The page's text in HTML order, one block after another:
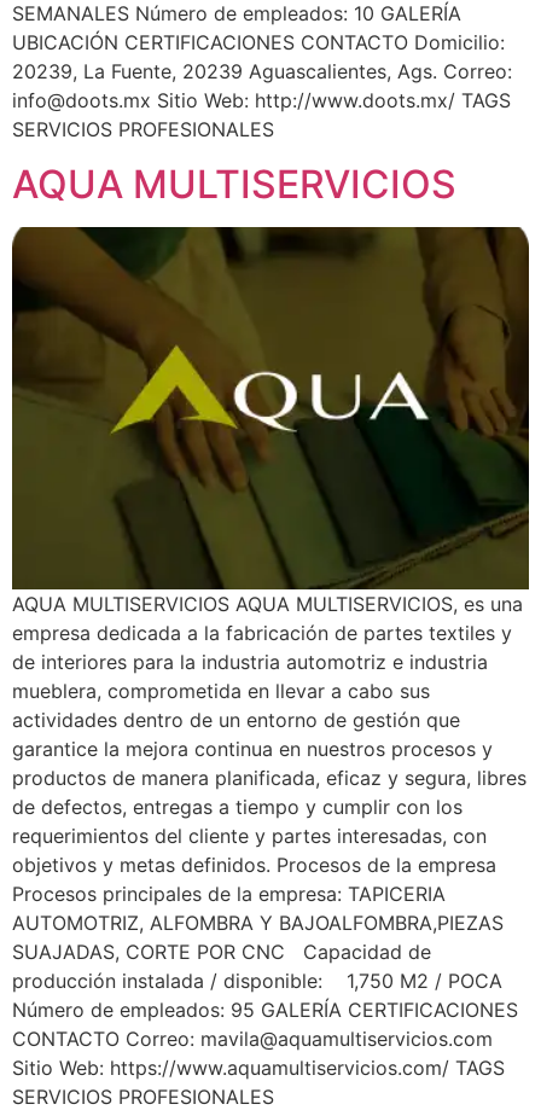
SEMANALES Número de empleados: 10 GALERÍA
UBICACIÓN CERTIFICACIONES CONTACTO Domicilio:
20239, La Fuente, 20239 Aguascalientes, Ags. Correo:
info@doots.mx Sitio Web: http://www.doots.mx/ TAGS
SERVICIOS PROFESIONALES
AQUA MULTISERVICIOS
AQUA MULTISERVICIOS AQUA MULTISERVICIOS, es una
empresa dedicada a la fabricación de partes textiles y
de interiores para la industria automotriz e industria
mueblera, comprometida en llevar a cabo sus
actividades dentro de un entorno de gestión que
garantice la mejora continua en nuestros procesos y
productos de manera planificada, eficaz y segura, libres
de defectos, entregas a tiempo y cumplir con los
requerimientos del cliente y partes interesadas, con
objetivos y metas definidos. Procesos de la empresa
Procesos principales de la empresa: TAPICERIA
AUTOMOTRIZ, ALFOMBRA Y BAJOALFOMBRA,PIEZAS
SUAJADAS, CORTE POR CNC Capacidad de
producción instalada / disponible: 1,750 M2 / POCA
Número de empleados: 95 GALERÍA CERTIFICACIONES
CONTACTO Correo: mavila@aquamultiservicios.com
Sitio Web: https://www.aquamultiservicios.com/ TAGS
SERVICIOS PROFESIONALES